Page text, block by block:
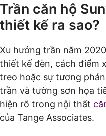
Trần căn hộ
thiết kế ra sao?
Xu hướng trần năm
thiết kế đèn, cách điểm
treo hoặc sự tương
trần và tường sơn họa
hiện rõ trong nội thất
của Tange Associates.